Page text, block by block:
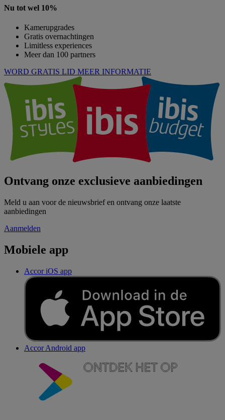
Nu tot wel 10%
Kamerupgrades
Gratis overnachtingen
Limitless experiences
Meer dan 100 partners
WORD GRATIS LID MEER INFORMATIE
Ontvang onze exclusieve aanbiedingen
Meld u aan voor de nieuwsbrief en ontvang onze laatste
aanbiedingen
Aanmelden
Mobiele app
Accor iOS app
Accor Android app